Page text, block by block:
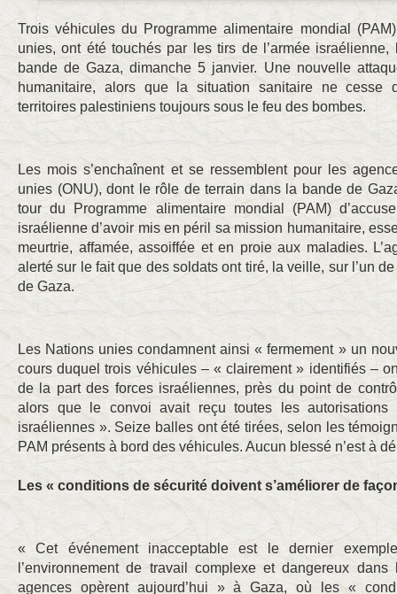
Trois véhicules du Programme alimentaire mondial
unies, ont été touchés par les tirs de l’armée israélienne,
bande de Gaza, dimanche 5 janvier. Une nouvelle
humanitaire, alors que la situation sanitaire ne cesse
territoires palestiniens toujours sous le feu des bombes.
Les mois s’enchaînent et se ressemblent pour les
unies (ONU), dont le rôle de terrain dans la bande de
tour du Programme alimentaire mondial (PAM)
israélienne d’avoir mis en péril sa mission humanitaire,
meurtrie, affamée, assoiffée et en proie aux maladies.
alerté sur le fait que des soldats ont tiré, la veille, sur l’un
de Gaza.
Les Nations unies condamnent ainsi « fermement » un
cours duquel trois véhicules – « clairement » identifiés –
de la part des forces israéliennes, près du point de
alors que le convoi avait reçu toutes les autorisations
israéliennes ». Seize balles ont été tirées, selon les
PAM présents à bord des véhicules. Aucun blessé n’est à
Les « conditions de sécurité doivent s’améliorer de
« Cet événement inacceptable est le dernier
l’environnement de travail complexe et dangereux
agences opèrent aujourd’hui » à Gaza, où les «